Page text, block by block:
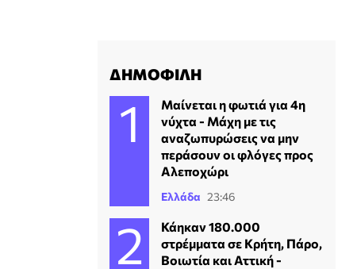
ΔΗΜΟΦΙΛΗ
Μαίνεται η φωτιά για 4η
νύχτα - Μάχη με τις
αναζωπυρώσεις να μην
περάσουν οι φλόγες προς
Αλεποχώρι
Ελλάδα 23:46
Κάηκαν 180.000
στρέμματα σε Κρήτη, Πάρο,
Βοιωτία και Αττική -